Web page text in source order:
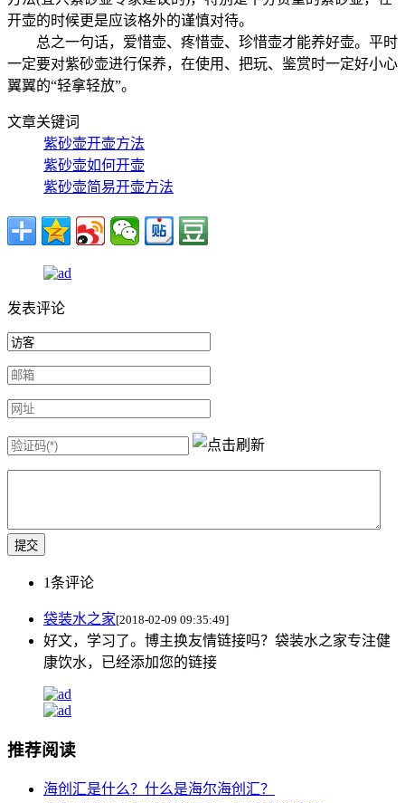
开壶的时候更是应该格外的谨慎对待。
总之一句话，爱惜壶、疼惜壶、珍惜壶才能养好壶。平时
一定要对紫砂壶进行保养，在使用、把玩、鉴赏时一定好小心
翼翼的“轻拿轻放”。
文章关键词
紫砂壶开壶方法
紫砂壶如何开壶
紫砂壶简易开壶方法
发表评论
1条评论
袋装水之家[2018-02-09 09:35:49]
好文，学习了。博主换友情链接吗？袋装水之家专注健
康饮水，已经添加您的链接
推荐阅读
海创汇是什么？什么是海尔海创汇？